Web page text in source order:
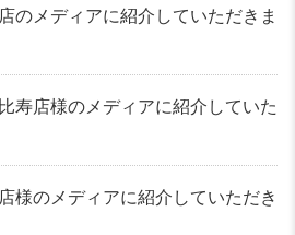
のメディアに紹介していただきま
寿店様のメディアに紹介していた
様のメディアに紹介していただき